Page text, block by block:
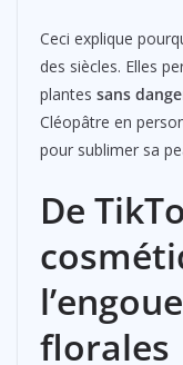
Ceci explique
des siècles. Elles
plantes sans
Cléopâtre en
pour sublimer sa
De
florales